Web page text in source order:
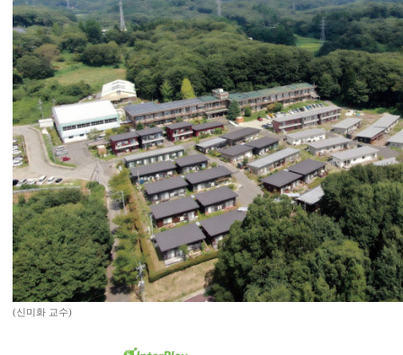
(신미화 교수)